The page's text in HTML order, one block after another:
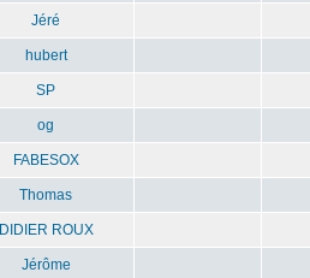
Jéré
hubert
SP
og
FABESOX
Thomas
DIDIER ROUX
Jérôme